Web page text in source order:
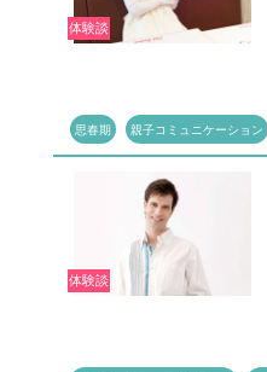
体験談
思春期 親子コミュニケーション
体験談